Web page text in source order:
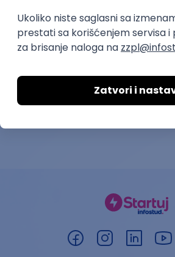
15.08.2026. Beograd | Hibrid